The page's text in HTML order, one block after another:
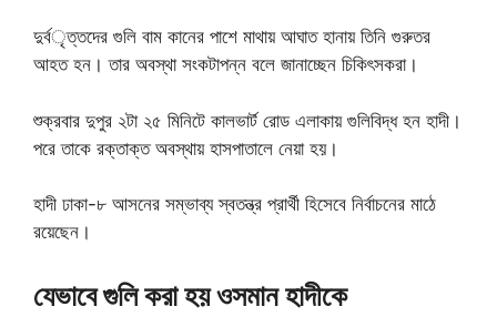
দুর্বৃত্তদের গুলি বাম কানের পাশে মাথায় আঘাত হানায় তিনি গুরুতর
আহত হন। তার অবস্থা সংকটাপন্ন বলে জানাচ্ছেন চিকিৎসকরা।
শুক্রবার দুপুর ২টা ২৫ মিনিটে কালভার্ট রোড এলাকায় গুলিবিদ্ধ হন হাদী।
পরে তাকে রক্তাক্ত অবস্থায় হাসপাতালে নেয়া হয়।
হাদী ঢাকা-৮ আসনের সম্ভাব্য স্বতন্ত্র প্রার্থী হিসেবে নির্বাচনের মাঠে
রয়েছেন।
যেভাবে গুলি করা হয় ওসমান হাদীকে